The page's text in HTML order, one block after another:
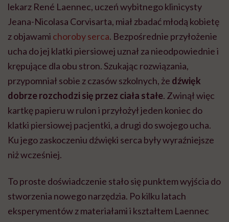
lekarz René Laennec, uczeń wybitnego klinicysty
Jeana-Nicolasa Corvisarta, miał zbadać młodą kobietę
z objawami choroby serca. Bezpośrednie przyłożenie
ucha do jej klatki piersiowej uznał za nieodpowiednie i
krępujące dla obu stron. Szukając rozwiązania,
przypomniał sobie z czasów szkolnych, że dźwięk
dobrze rozchodzi się przez ciała stałe. Zwinął więc
kartkę papieru w rulon i przyłożył jeden koniec do
klatki piersiowej pacjentki, a drugi do swojego ucha.
Ku jego zaskoczeniu dźwięki serca były wyraźniejsze
niż wcześniej.
To proste doświadczenie stało się punktem wyjścia do
stworzenia nowego narzędzia. Po kilku latach
eksperymentów z materiałami i kształtem Laennec